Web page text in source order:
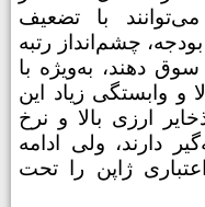
با تضعیف
چشم‌انداز رتبه
دهند، به‌ویژه با
و وابستگی زیاد این
ارزی بالا و نرخ
دارند، ولی ادامه
ژاپن را تحت